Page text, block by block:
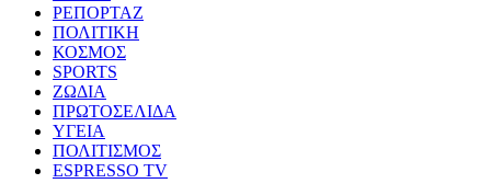
ΡΕΠΟΡΤΑΖ
ΠΟΛΙΤΙΚΗ
ΚΟΣΜΟΣ
SPORTS
ΖΩΔΙΑ
ΠΡΩΤΟΣΕΛΙΔΑ
ΥΓΕΙΑ
ΠΟΛΙΤΙΣΜΟΣ
ESPRESSO TV